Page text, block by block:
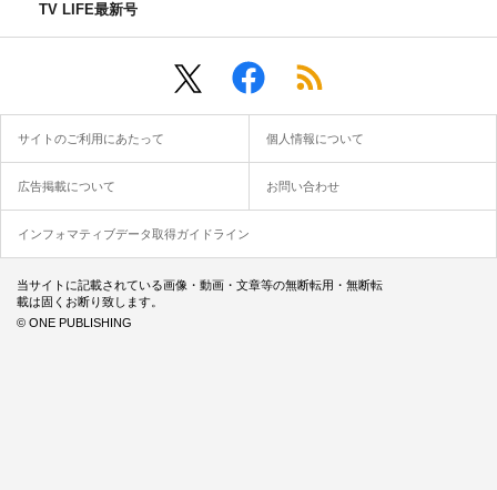
TV LIFE最新号
サイトのご利用にあたって 個人情報について
広告掲載について お問い合わせ
インフォマティブデータ取得ガイドライン
当サイトに記載されている画像・動画・文章等の無断転用・無断転
載は固くお断り致します。
© ONE PUBLISHING